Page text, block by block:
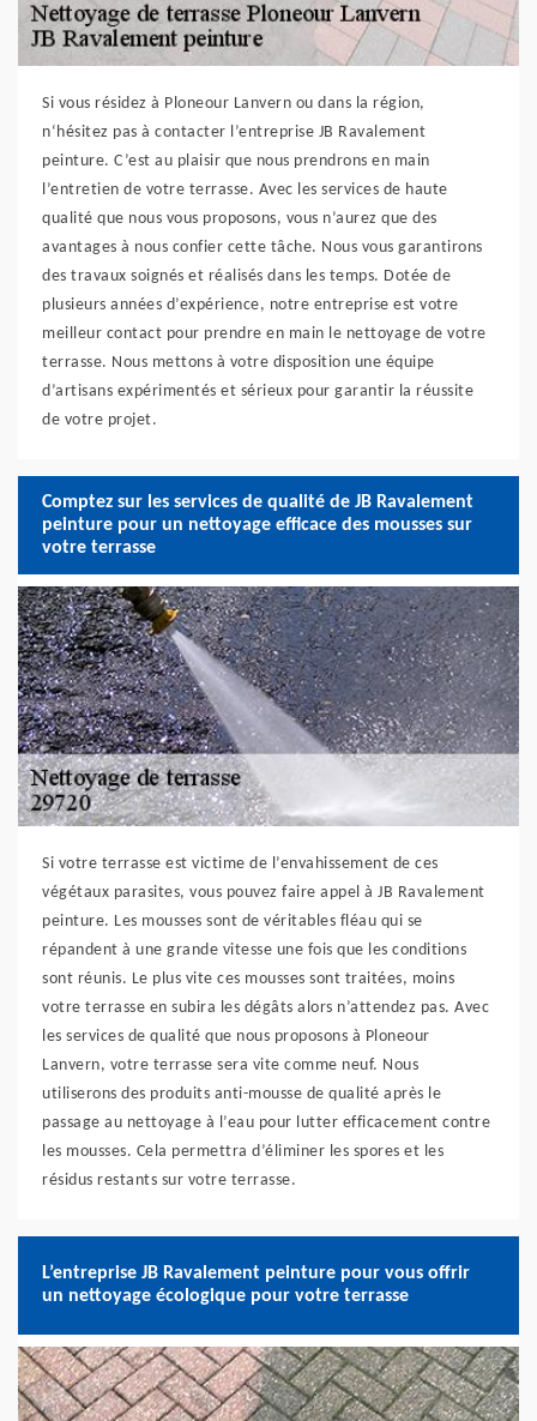
Si vous résidez à Ploneour Lanvern ou dans la région,
n‘hésitez pas à contacter l’entreprise JB Ravalement
peinture. C’est au plaisir que nous prendrons en main
l’entretien de votre terrasse. Avec les services de haute
qualité que nous vous proposons, vous n’aurez que des
avantages à nous confier cette tâche. Nous vous garantirons
des travaux soignés et réalisés dans les temps. Dotée de
plusieurs années d’expérience, notre entreprise est votre
meilleur contact pour prendre en main le nettoyage de votre
terrasse. Nous mettons à votre disposition une équipe
d’artisans expérimentés et sérieux pour garantir la réussite
de votre projet.
Comptez sur les services de qualité de JB Ravalement
peinture pour un nettoyage efficace des mousses sur
votre terrasse
Si votre terrasse est victime de l’envahissement de ces
végétaux parasites, vous pouvez faire appel à JB Ravalement
peinture. Les mousses sont de véritables fléau qui se
répandent à une grande vitesse une fois que les conditions
sont réunis. Le plus vite ces mousses sont traitées, moins
votre terrasse en subira les dégâts alors n’attendez pas. Avec
les services de qualité que nous proposons à Ploneour
Lanvern, votre terrasse sera vite comme neuf. Nous
utiliserons des produits anti-mousse de qualité après le
passage au nettoyage à l’eau pour lutter efficacement contre
les mousses. Cela permettra d’éliminer les spores et les
résidus restants sur votre terrasse.
L’entreprise JB Ravalement peinture pour vous offrir
un nettoyage écologique pour votre terrasse